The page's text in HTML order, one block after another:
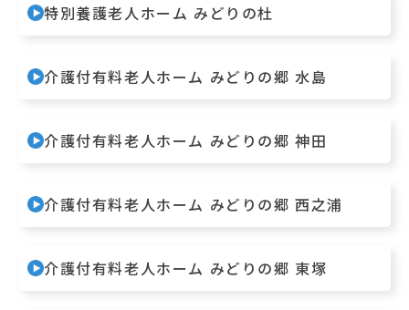
特別養護老人ホーム みどりの杜
介護付有料老人ホーム みどりの郷 水島
介護付有料老人ホーム みどりの郷 神田
介護付有料老人ホーム みどりの郷 西之浦
介護付有料老人ホーム みどりの郷 東塚